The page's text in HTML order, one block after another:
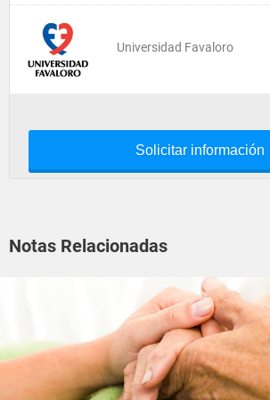
Universidad Favaloro
Solicitar información
Notas Relacionadas